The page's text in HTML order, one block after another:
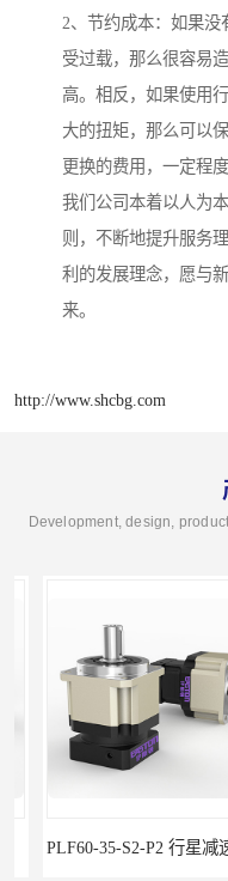
2、节约成本：如果
受过载，那么很容易
高。相反，如果使用
大的扭矩，那么可以
更换的费用，一定程
我们公司本着以人为
则，不断地提升服务
利的发展理念，愿与
来。
http://www.shcbg.com
Development, design,